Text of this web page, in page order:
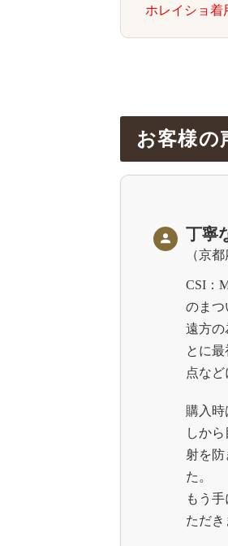
ホレイショ着
お客様の
丁寧
京
CSI：
のまつ
遠方の
とに
点な
購入
しか
射を
た。
もう
ただき